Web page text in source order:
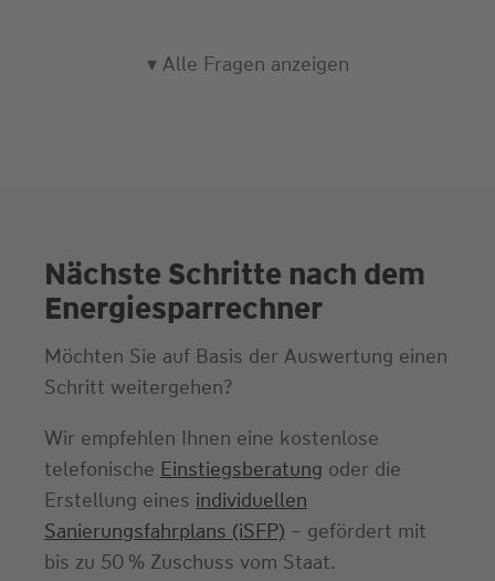
g
i
e
s
p
a
r
r
e
▾ Alle Fragen anzeigen
Nächste Schritte nach dem
Energiesparrechner
Möchten Sie auf Basis der Auswertung einen
Schritt weitergehen?
Wir empfehlen Ihnen eine kostenlose
telefonische Einstiegsberatung oder die
Erstellung eines individuellen
Sanierungsfahrplans (iSFP) – gefördert mit
bis zu 50 % Zuschuss vom Staat.